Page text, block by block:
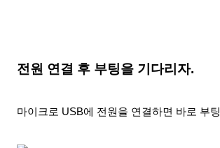
전원 연결 후 부팅을 기다리자.
마이크로 USB에 전원을 연결하면 바로 부팅